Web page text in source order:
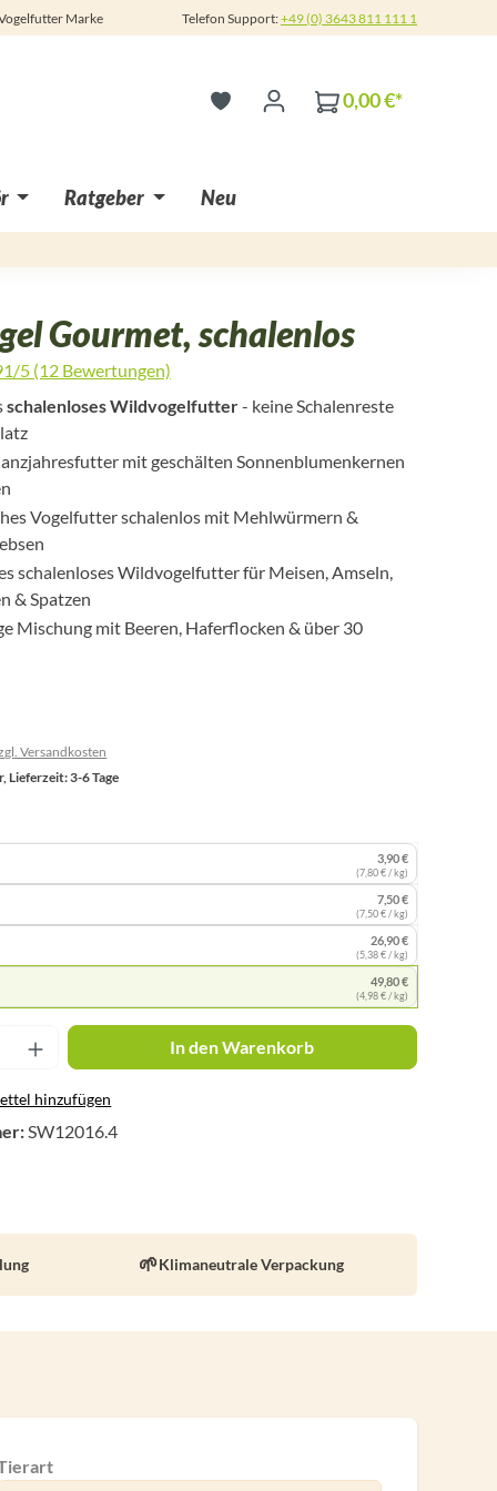
Marke Telefon Support:+49 (0) 3643 811 111 1
0,00 €*
Ratgeber Neu
Gourmet, schalenlos
von 5 Sternen
5 (12 Bewertungen)
schalenloses Wildvogelfutter- keine Schalenreste
mit geschälten Sonnenblumenkernen
Vogelfutter schalenlos mit Mehlwürmern &
schalenloses Wildvogelfutter für Meisen, Amseln,
& Spatzen
Mischung mit Beeren, Haferflocken & über 30
Versandkosten
Lieferzeit: 3-6 Tage
3,90 €
(7,80 € / kg)
7,50 €
(7,50 € / kg)
26,90 €
(5,38 € / kg)
49,80 €
(4,98 € / kg)
Gib den gewünschten Wert ein
In den Warenkorb
hinzufügen
SW12016.4
Klimaneutrale Verpackung